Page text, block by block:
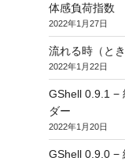
体感負荷指数
2022年1月27日
流れる時（と
2022年1月22日
GShell 0.9.1 −
ダー
2022年1月20日
GShell 0.9.0 −